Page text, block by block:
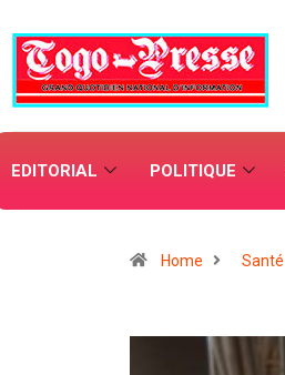
EDITORIAL POLITIQUE
Home Santé